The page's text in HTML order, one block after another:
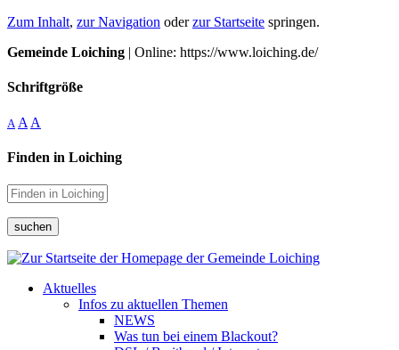
Zum Inhalt, zur Navigation oderzur Startseite springen.
Gemeinde Loiching | Online: https://www.loiching.de/
Schriftgröße
A A A
Finden in Loiching
suchen
Aktuelles
Infos zu aktuellen Themen
NEWS
Was tun bei einem Blackout?